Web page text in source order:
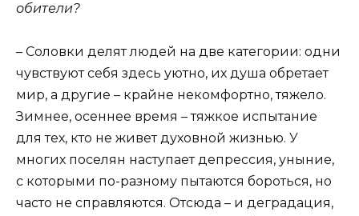
обители?
– Соловки делят людей на две категории: одни
чувствуют себя здесь уютно, их душа обретает
мир, а другие – крайне некомфортно, тяжело.
Зимнее, осеннее время – тяжкое испытание
для тех, кто не живет духовной жизнью. У
многих поселян наступает депрессия, уныние,
с которыми по-разному пытаются бороться, но
часто не справляются. Отсюда – и деградация,